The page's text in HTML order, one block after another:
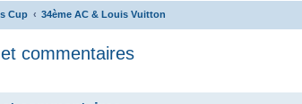
Cup 34ème AC & Louis Vuitton
commentaires